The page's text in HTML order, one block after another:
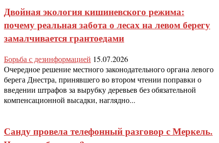
Двойная экология кишиневского режима:
почему реальная забота о лесах на левом берегу
замалчивается грантоедами
Борьба с дезинформацией 15.07.2026
Очередное решение местного законодательного органа левого
берега Днестра, принявшего во втором чтении поправки о
введении штрафов за вырубку деревьев без обязательной
компенсационной высадки, наглядно...
Санду провела телефонный разговор с Меркель.